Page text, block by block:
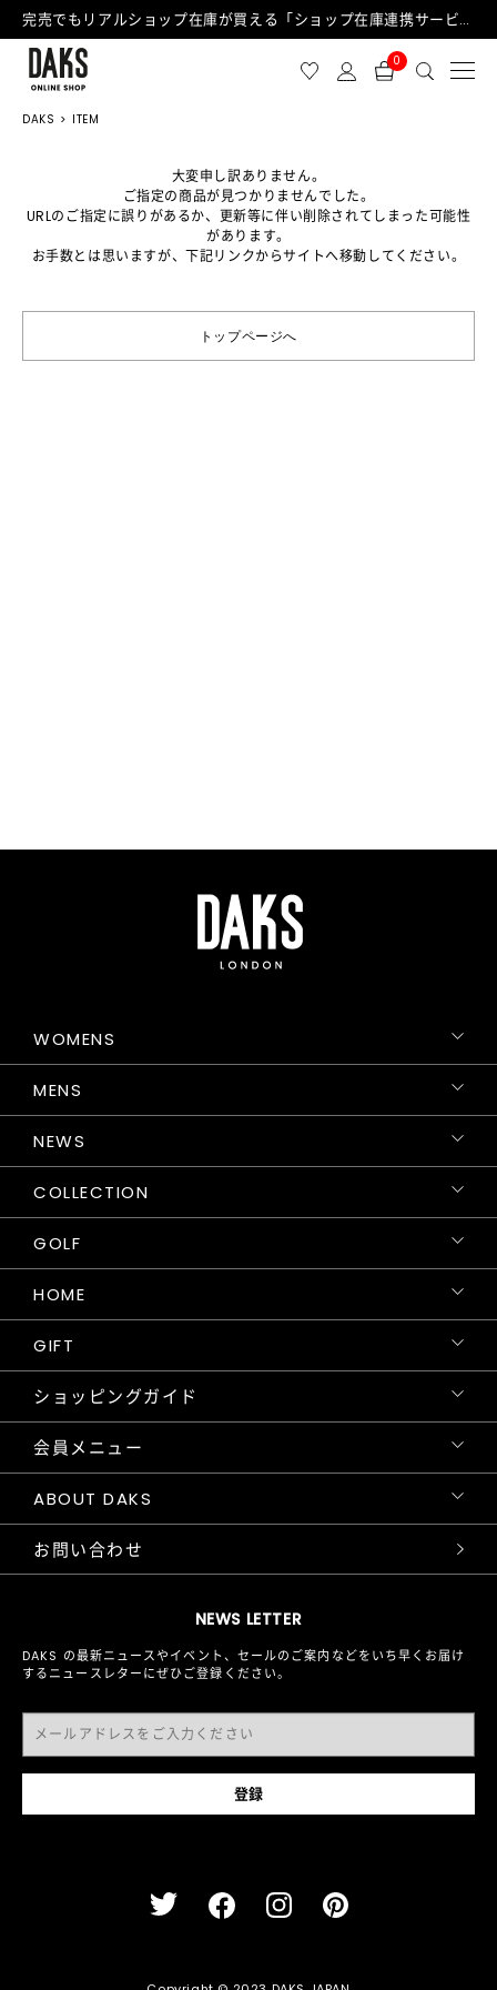
完売でもリアルショップ在庫が買える「ショップ在庫連携サービス」が日中もご利用可能になりました！
0
DAKS ITEM
大変申し訳ありません。
ご指定の商品が見つかりませんでした。
URLのご指定に誤りがあるか、更新等に伴い削除されてしまった可能性
があります。
お手数とは思いますが、下記リンクからサイトへ移動してください。
トップページへ
NEWS LETTER
DAKS の最新ニュースやイベント、セールのご案内などをいち早くお届け
するニュースレターにぜひご登録ください。
WOMENS
MENS
NEWS
COLLECTION
GOLF
HOME
GIFT
ショッピングガイド
会員メニュー
ABOUT DAKS
お問い合わせ